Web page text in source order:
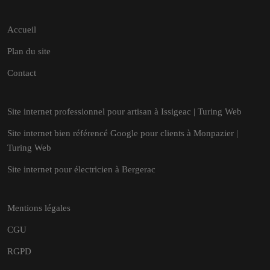
Accueil
Plan du site
Contact
Site internet professionnel pour artisan à Issigeac | Turing Web
Site internet bien référencé Google pour clients à Monpazier |
Turing Web
Site internet pour électricien à Bergerac
Mentions légales
CGU
RGPD